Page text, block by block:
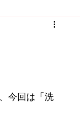
今回は「洗